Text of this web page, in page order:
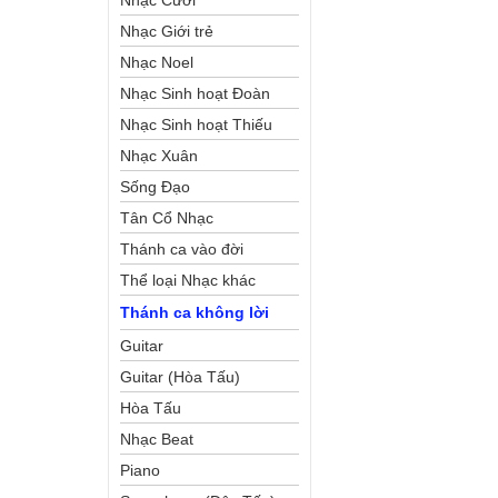
Nhạc Giới trẻ
Nhạc Noel
Nhạc Sinh hoạt Đoàn
Thể Công Giáo
Nhạc Sinh hoạt Thiếu
Nhi
Nhạc Xuân
Sống Đạo
Tân Cổ Nhạc
Thánh ca vào đời
Thể loại Nhạc khác
Thánh ca không lời
Guitar
Guitar (Hòa Tấu)
Hòa Tấu
Nhạc Beat
Piano